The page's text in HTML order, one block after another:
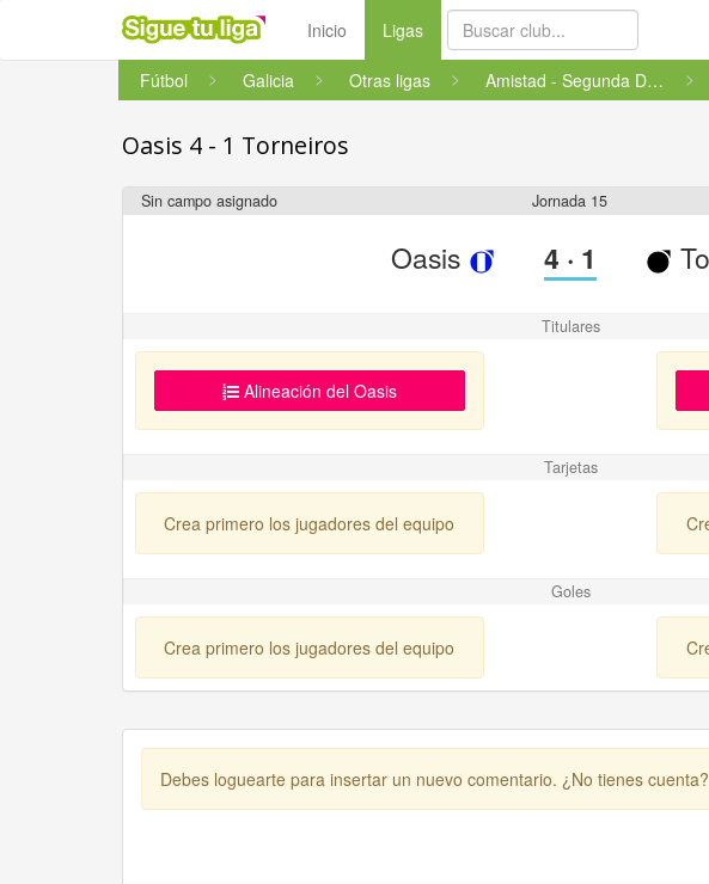
Inicio Ligas(current)
Fútbol Galicia Otras ligas Amistad - Segunda División
Oasis 4 - 1 Torneiros
Sin campo asignado Jornada 15
Oasis 4 · 1
Titulares
Alineación del Oasis
Tarjetas
Crea primero los jugadores del equipo
Goles
Crea primero los jugadores del equipo
Debes loguearte para insertar un nuevo comentario. ¿No tienes cuenta?